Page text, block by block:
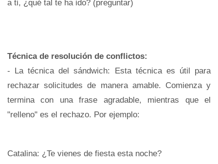
a ti, ¿qué tal te ha ido? (preguntar)
Técnica de resolución de conflictos:
- La técnica del sándwich: Esta técnica es útil para
rechazar solicitudes de manera amable. Comienza y
termina con una frase agradable, mientras que el
"relleno" es el rechazo. Por ejemplo:
Catalina: ¿Te vienes de fiesta esta noche?